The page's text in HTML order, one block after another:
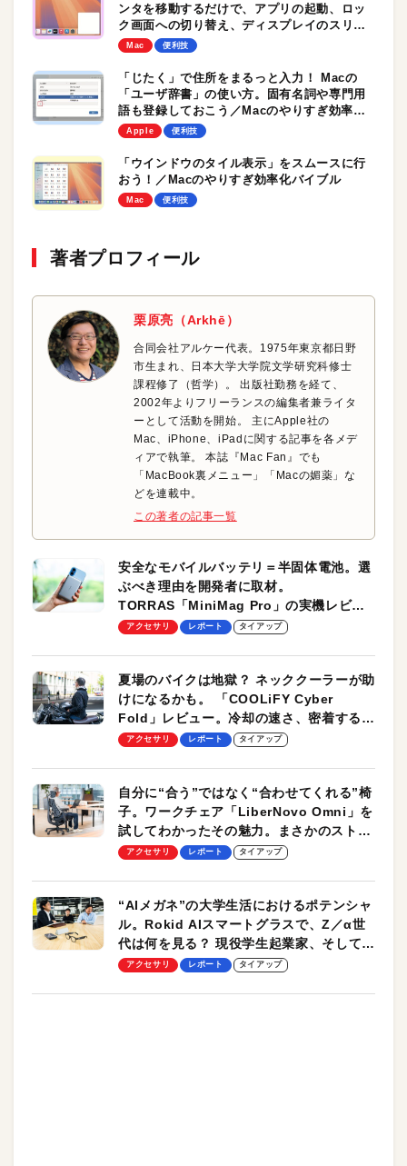
ンタを移動するだけで、アプリの起動、ロッ
ク画面への切り替え、ディスプレイのスリー
プが思いのまま！／Macのやりすぎ効率化バ
Mac 便利技
「じたく」で住所をまるっと入力！ Macの
「ユーザ辞書」の使い方。固有名詞や専門用
語も登録しておこう／Macのやりすぎ効率化
バイブル
Apple 便利技
「ウインドウのタイル表示」をスムースに行
おう！／Macのやりすぎ効率化バイブル
Mac 便利技
著者プロフィール
栗原亮（Arkhē）
合同会社アルケー代表。1975年東京都日野
市生まれ、日本大学大学院文学研究科修士
課程修了（哲学）。 出版社勤務を経て、
2002年よりフリーランスの編集者兼ライタ
ーとして活動を開始。 主にApple社の
Mac、iPhone、iPadに関する記事を各メデ
ィアで執筆。 本誌『Mac Fan』でも
「MacBook裏メニュー」「Macの媚薬」な
どを連載中。
この著者の記事一覧
安全なモバイルバッテリ＝半固体電池。選
ぶべき理由を開発者に取材。
TORRAS「MiniMag Pro」の実機レビュ
ーも
アクセサリ レポート タイアップ
夏場のバイクは地獄？ ネッククーラーが助
けになるかも。 「COOLiFY Cyber
Fold」レビュー。冷却の速さ、密着する冷
却プレート、シンプルな操作性がグッド！
アクセサリ レポート タイアップ
自分に“合う”ではなく“合わせてくれる”椅
子。ワークチェア「LiberNovo Omni」を
試してわかったその魅力。まさかのストレ
ッチ機能も搭載
アクセサリ レポート タイアップ
“AIメガネ”の大学生活におけるポテンシャ
ル。Rokid AIスマートグラスで、Z／α世
代は何を見る？ 現役学生起業家、そして教
授による体験会レポート【PR】
アクセサリ レポート タイアップ